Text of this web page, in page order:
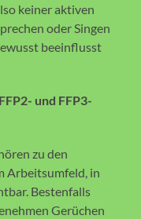
keiner aktiven
oder Singen
beeinflusst
und FFP3-
zu den
Arbeitsumfeld, in
Bestenfalls
Gerüchen